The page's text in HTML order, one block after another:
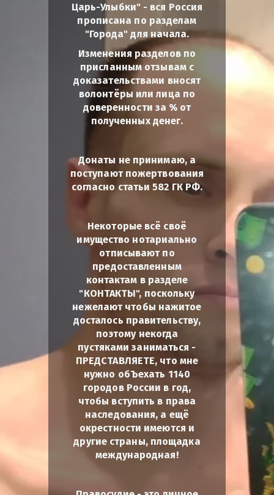
Царь-Улыбки" - вся Россия
прописана по разделам
"Города" для начала.
Изменения разделов по
присланным отзывам с
доказательствами вносят
волонтёры или лица по
доверенности за % от
полученных денег.
Донаты не принимаю, а
поступают пожертвования
согласно статьи 582 ГК РФ.
Некоторые всё своё
имущество нотариально
отписывают по
предоставленным
контактам в разделе
"КОНТАКТЫ", поскольку
нежелают чтобы нажитое
досталось правительству,
поэтому некогда
пустяками заниматься -
ПРЕДСТАВЛЯЕТЕ, что мне
нужно обЪехать 1140
городов России в год,
чтобы вступить в права
наследования, а ещё
окрестности имеются и
другие страны, площадка
международная!